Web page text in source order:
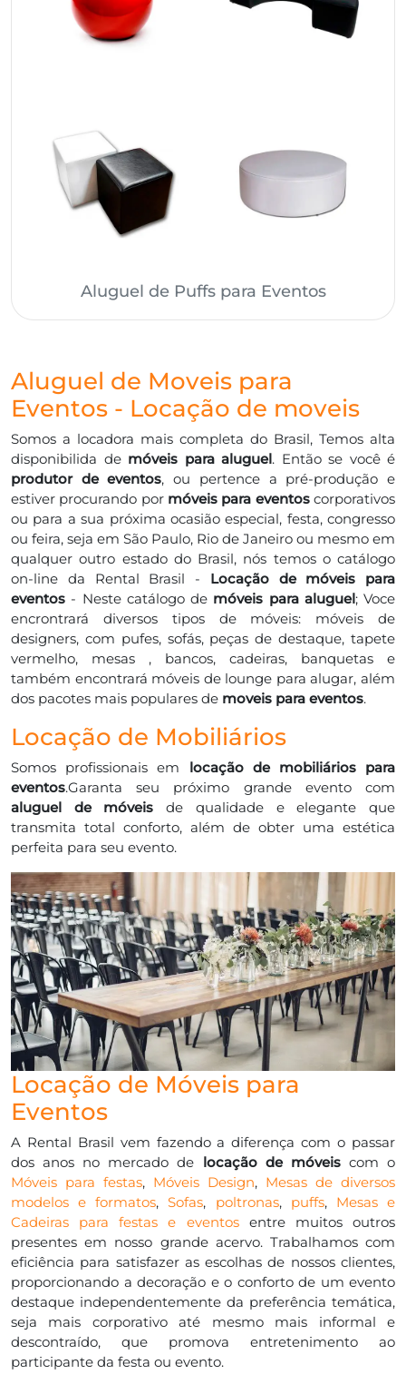
Aluguel de Puffs para Eventos
Aluguel de Moveis para
Eventos - Locação de moveis
Somos a locadora mais completa do Brasil, Temos alta
disponibilida de móveis para aluguel. Então se você é
produtor de eventos, ou pertence a pré-produção e
estiver procurando por móveis para eventos corporativos
ou para a sua próxima ocasião especial, festa, congresso
ou feira, seja em São Paulo, Rio de Janeiro ou mesmo em
qualquer outro estado do Brasil, nós temos o catálogo
on-line da Rental Brasil - Locação de móveis para
eventos - Neste catálogo de móveis para aluguel; Voce
encrontrará diversos tipos de móveis: móveis de
designers, com pufes, sofás, peças de destaque, tapete
vermelho, mesas , bancos, cadeiras, banquetas e
também encontrará móveis de lounge para alugar, além
dos pacotes mais populares de moveis para eventos.
Locação de Mobiliários
Somos profissionais em locação de mobiliários para
eventos.Garanta seu próximo grande evento com
aluguel de móveis de qualidade e elegante que
transmita total conforto, além de obter uma estética
perfeita para seu evento.
Locação de Móveis para
Eventos
A Rental Brasil vem fazendo a diferença com o passar
dos anos no mercado de locação de móveiscom o
Móveis para festas, Móveis Design, Mesas de diversos
modelos e formatos,Sofas, poltronas, puffs, Mesas e
Cadeiras para festas e eventosentre muitos outros
presentes em nosso grande acervo. Trabalhamos com
eficiência para satisfazer as escolhas de nossos clientes,
proporcionando a decoração e o conforto de um evento
destaque independentemente da preferência temática,
seja mais corporativo até mesmo mais informal e
descontraído, que promova entretenimento ao
participante da festa ou evento.